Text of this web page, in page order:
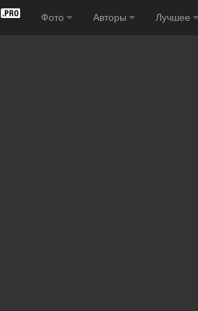
Фото Авторы Лучшее